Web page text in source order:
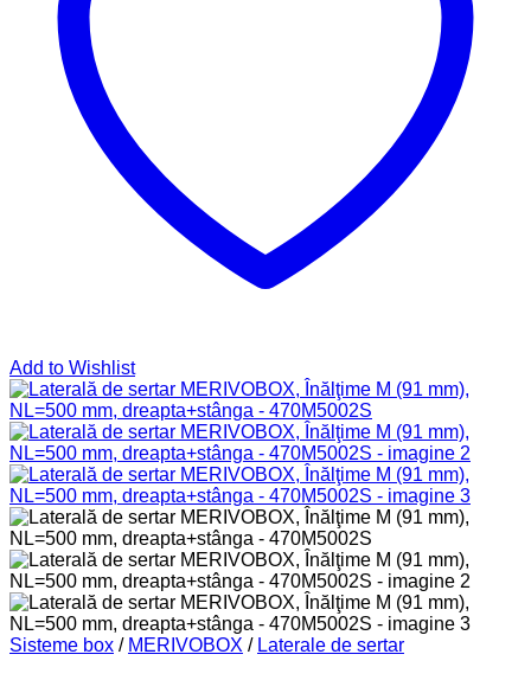
Add to Wishlist
Sisteme box / MERIVOBOX / Laterale de sertar